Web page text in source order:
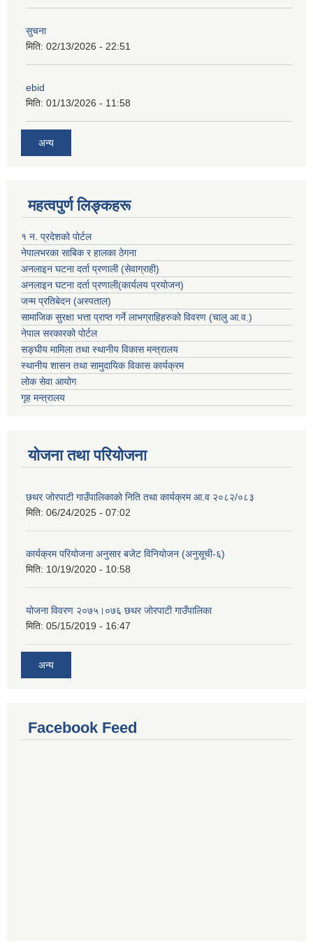
सुचना
मिति: 02/13/2026 - 22:51
ebid
मिति: 01/13/2026 - 11:58
अन्य
महत्वपुर्ण लिङ्कहरू
१ न. प्रदेशको पोर्टल
नेपालभरका साबिक र हालका ठेगना
अनलाइन घटना दर्ता प्रणाली (सेवाग्राही)
अनलाइन घटना दर्ता प्रणाली(कार्यलय प्रयोजन)
जन्म प्रतिबेदन (अस्पताल)
सामाजिक सुरक्षा भत्ता प्राप्त गर्ने लाभग्राहिहरुको विवरण (चालु आ.व.)
नेपाल सरकारको पोर्टल
सङ्घीय मामिला तथा स्थानीय विकास मन्त्रालय
स्थानीय शासन तथा सामुदायिक विकास कार्यक्रम
लोक सेवा आयोग
गृह मन्त्रालय
योजना तथा परियोजना
छथर जोरपाटी गाउँपालिकाको निति तथा कार्यक्रम आ.व २०८२/०८३
मिति: 06/24/2025 - 07:02
कार्यक्रम परियोजना अनुसार बजेट विनियोजन (अनुसूची-६)
मिति: 10/19/2020 - 10:58
योजना विवरण २०७५।०७६ छथर जोरपाटी गाउँपालिका
मिति: 05/15/2019 - 16:47
अन्य
Facebook Feed